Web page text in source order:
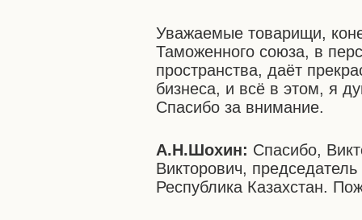
Уважаемые товарищи,
Таможенного союза, в
пространства, даёт
бизнеса, и всё в этом, я
Спасибо за внимание.
А.Н.Шохин: Спасибо,
Викторович,
Республика Казахстан.